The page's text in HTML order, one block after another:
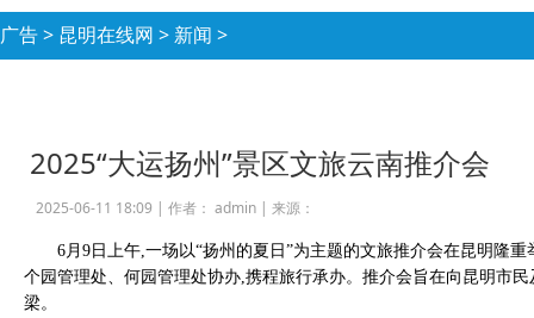
广告> 昆明在线网 > 新闻 >
2025“大运扬州”景区文旅云南推介会
2025-06-11 18:09 | 作者： admin| 来源：
6月9日上午,一场以“扬州的夏日”为主题的文旅推介会在昆明隆
个园管理处、何园管理处协办,携程旅行承办。推介会旨在向昆明市
梁。